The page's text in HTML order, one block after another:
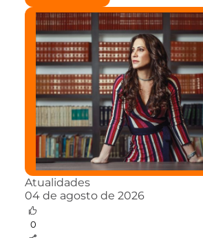
Atualidades
04 de agosto de 2026
0